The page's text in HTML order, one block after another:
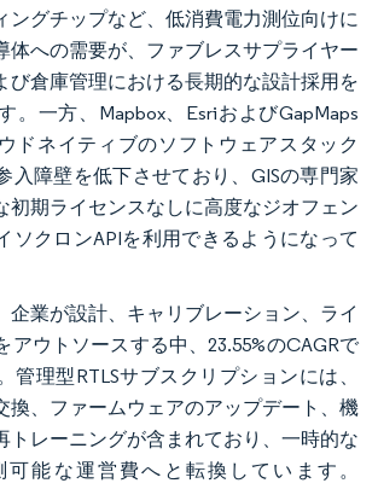
ングチップなど、低消費電力測位向けに
体への需要が、ファブレスサプライヤー
び倉庫管理における長期的な設計採用を
。一方、Mapbox、EsriおよびGapMaps
ドネイティブのソフトウェアスタック
入障壁を低下させており、GISの専門家
初期ライセンスなしに高度なジオフェン
ソクロンAPIを利用できるようになって
企業が設計、キャリブレーション、ライ
アウトソースする中、23.55%のCAGRで
管理型RTLSサブスクリプションには、
換、ファームウェアのアップデート、機
トレーニングが含まれており、一時的な
能な運営費へと転換しています。